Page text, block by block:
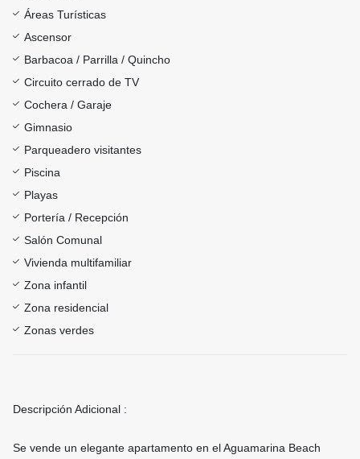
Áreas Turísticas
Ascensor
Barbacoa / Parrilla / Quincho
Circuito cerrado de TV
Cochera / Garaje
Gimnasio
Parqueadero visitantes
Piscina
Playas
Portería / Recepción
Salón Comunal
Vivienda multifamiliar
Zona infantil
Zona residencial
Zonas verdes
Descripción Adicional :
Se vende un elegante apartamento en el Aguamarina Beach